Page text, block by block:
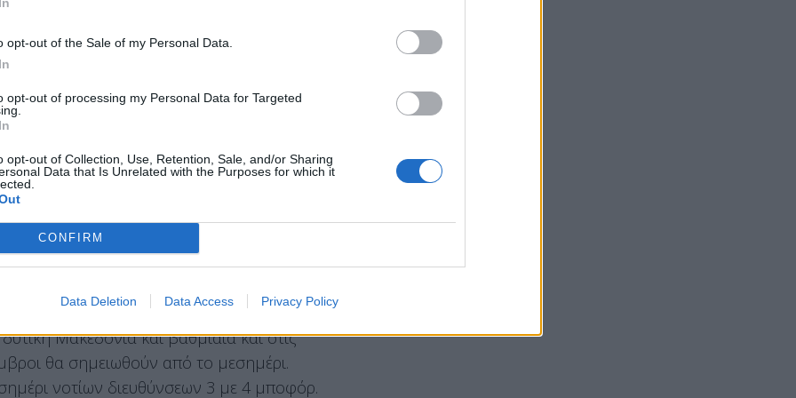
opt-out of the Sale of my Personal Data.
opt-out of processing my Personal Data for Targeted
opt-out of Collection, Use, Retention, Sale, and/or Sharing
Data that Is Unrelated with the Purposes for which it
CONFIRM
Data Deletion Data Access Privacy Policy
με λίγες τοπικές λασποβροχές, ενώ και
20 βαθμούς.
ΕΜΥ ΓΙΑ ΣΗΜΕΡΑ
Μακεδονία και βαθμιαία και στις
θα σημειωθούν από το μεσημέρι.
νοτίων διευθύνσεων 3 με 4 μποφόρ.